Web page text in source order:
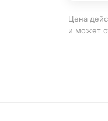
Цена
и может